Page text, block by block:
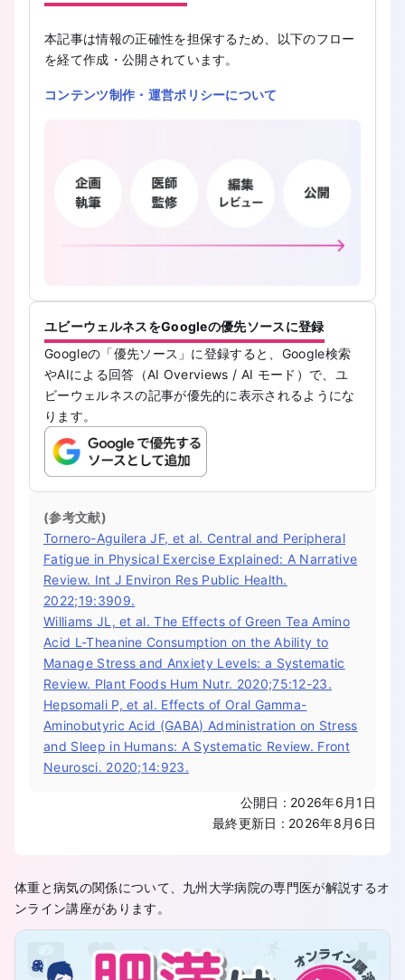
本記事は情報の正確性を担保するため、以下のフロー
を経て作成・公開されています。
コンテンツ制作・運営ポリシーについて
ユビーウェルネスをGoogleの優先ソースに登録
Googleの「優先ソース」に登録すると、Google検索
やAIによる回答（AI Overviews / AI モード）で、ユ
ビーウェルネスの記事が優先的に表示されるようにな
ります。
(参考文献)
Tornero-Aguilera JF, et al. Central and Peripheral
Fatigue in Physical Exercise Explained: A Narrative
Review. Int J Environ Res Public Health.
2022;19:3909.
Williams JL, et al. The Effects of Green Tea Amino
Acid L-Theanine Consumption on the Ability to
Manage Stress and Anxiety Levels: a Systematic
Review. Plant Foods Hum Nutr. 2020;75:12-23.
Hepsomali P, et al. Effects of Oral Gamma-
Aminobutyric Acid (GABA) Administration on Stress
and Sleep in Humans: A Systematic Review. Front
Neurosci. 2020;14:923.
公開日 : 2026年6月1日
最終更新日 : 2026年8月6日
体重と病気の関係について、九州大学病院の専門医が解説するオ
ンライン講座があります。